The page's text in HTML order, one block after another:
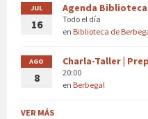
JUL
16
Agenda
Todo el día
en Biblioteca de
AGO
8
Charla-Taller |
20:00
en Berbegal
VER MÁS